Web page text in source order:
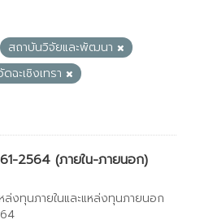
สถาบันวิจัยและพัฒนา
ฉะเชิงเทรา
2564 (ภายใน-ภายนอก)
งทุนภายในและแหล่งทุนภายนอก